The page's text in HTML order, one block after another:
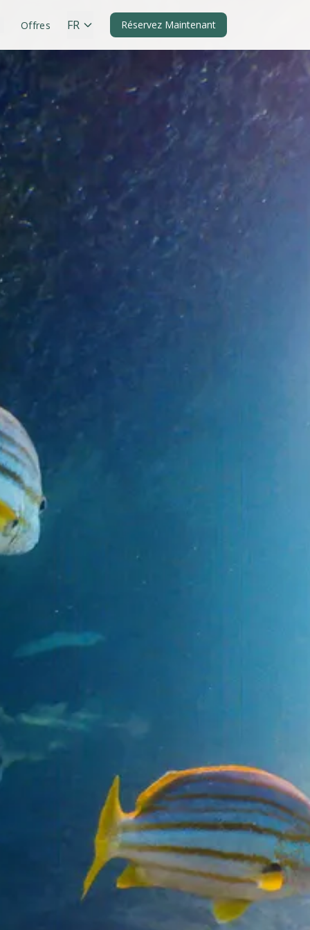
Offres FR Réservez Maintenant